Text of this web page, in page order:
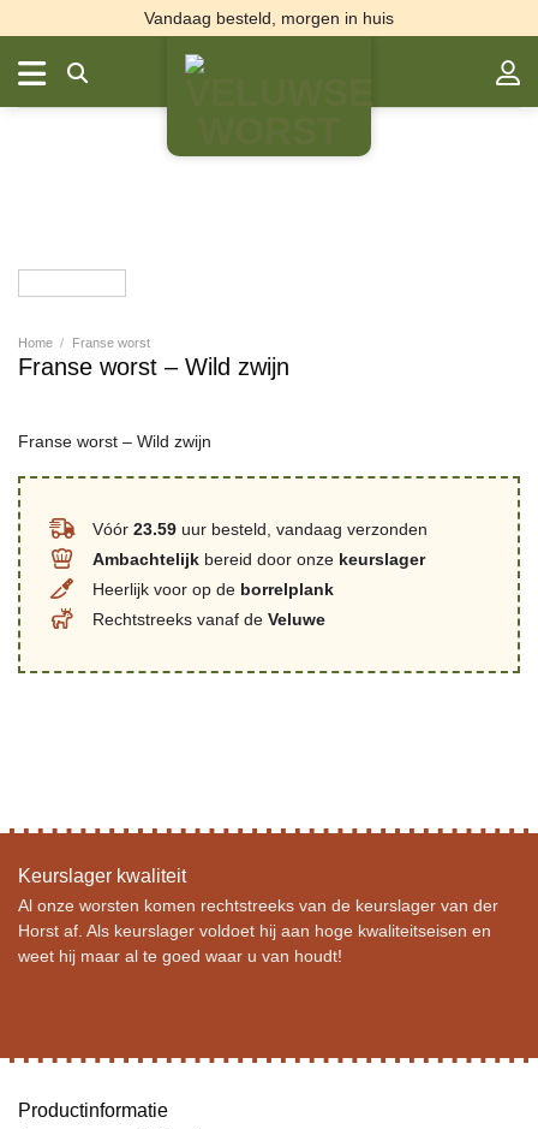
naar
inhoud
Vandaag besteld, morgen in huis
Home / Franse worst
Franse worst – Wild zwijn
Franse worst – Wild zwijn
Vóór23.59 uur besteld, vandaag verzonden
Ambachtelijk bereid door onze keurslager
Heerlijk voor op de borrelplank
Rechtstreeks vanaf deVeluwe
Keurslager kwaliteit
Al onze worsten komen rechtstreeks van de keurslager van der
Horst af. Als keurslager voldoet hij aan hoge kwaliteitseisen en
weet hij maar al te goed waar u van houdt!
Productinformatie